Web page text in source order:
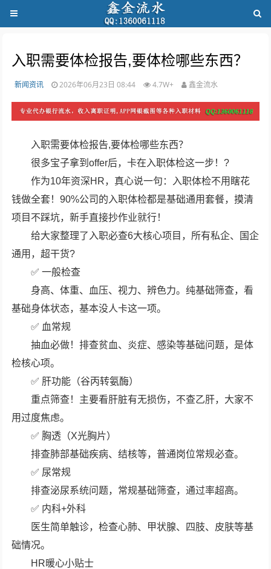
入职需要体检报告,要体检哪些东西？
新闻资讯 2026年06月23日 08:44 4.7W+ 鑫金流水
入职需要体检报告,要体检哪些东西？
很多宝子拿到offer后，卡在入职体检这一步！?
作为10年资深HR，真心说一句：入职体检不用瞎花
钱做全套！90%公司的入职体检都是基础通用套餐，摸清
项目不踩坑，新手直接抄作业就行！
给大家整理了入职必查6大核心项目，所有私企、国企
通用，超干货?
✅ 一般检查
身高、体重、血压、视力、辨色力。纯基础筛查，看
基础身体状态，基本没人卡这一项。
✅ 血常规
抽血必做！排查贫血、炎症、感染等基础问题，是体
检核心项。
✅ 肝功能（谷丙转氨酶）
重点筛查！主要看肝脏有无损伤，不查乙肝，大家不
用过度焦虑。
✅ 胸透（X光胸片）
排查肺部基础疾病、结核等，普通岗位常规必查。
✅ 尿常规
排查泌尿系统问题，常规基础筛查，通过率超高。
✅ 内科+外科
医生简单触诊，检查心肺、甲状腺、四肢、皮肤等基
础情况。
HR暖心小贴士